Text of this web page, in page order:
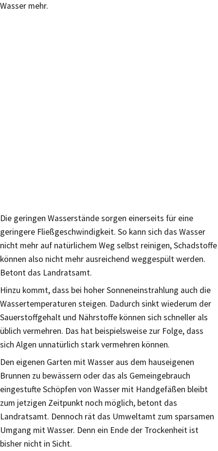
Wasser mehr.
Die geringen Wasserstände sorgen einerseits für eine
geringere Fließgeschwindigkeit. So kann sich das Wasser
nicht mehr auf natürlichem Weg selbst reinigen, Schadstoffe
können also nicht mehr ausreichend weggespült werden.
Betont das Landratsamt.
Hinzu kommt, dass bei hoher Sonneneinstrahlung auch die
Wassertemperaturen steigen. Dadurch sinkt wiederum der
Sauerstoffgehalt und Nährstoffe können sich schneller als
üblich vermehren. Das hat beispielsweise zur Folge, dass
sich Algen unnatürlich stark vermehren können.
Den eigenen Garten mit Wasser aus dem hauseigenen
Brunnen zu bewässern oder das als Gemeingebrauch
eingestufte Schöpfen von Wasser mit Handgefäßen bleibt
zum jetzigen Zeitpunkt noch möglich, betont das
Landratsamt. Dennoch rät das Umweltamt zum sparsamen
Umgang mit Wasser. Denn ein Ende der Trockenheit ist
bisher nicht in Sicht.